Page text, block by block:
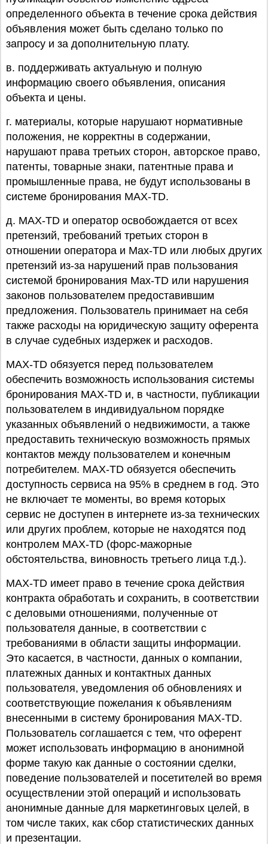
определенного объекта в течение срока действия
объявления может быть сделано только по
запросу и за дополнительную плату.
в. поддерживать актуальную и полную
информацию своего объявления, описания
объекта и цены.
г. материалы, которые нарушают нормативные
положения, не корректны в содержании,
нарушают права третьих сторон, авторское право,
патенты, товарные знаки, патентные права и
промышленные права, не будут использованы в
системе бронирования MAX-TD.
д. MAX-TD и оператор освобождается от всех
претензий, требований третьих сторон в
отношении оператора и Max-TD или любых других
претензий из-за нарушений прав пользования
системой бронирования Max-TD или нарушения
законов пользователем предоставившим
предложения. Пользователь принимает на себя
также расходы на юридическую защиту оферента
в случае судебных издержек и расходов.
MAX-TD обязуется перед пользователем
обеспечить возможность использования системы
бронирования MAX-TD и, в частности, публикации
пользователем в индивидуальном порядке
указанных объявлений о недвижимости, а также
предоставить техническую возможность прямых
контактов между пользователем и конечным
потребителем. MAX-TD обязуется обеспечить
доступность сервиса на 95% в среднем в год. Это
не включает те моменты, во время которых
сервис не доступен в интернете из-за технических
или других проблем, которые не находятся под
контролем MAX-TD (форс-мажорные
обстоятельства, виновность третьего лица т.д.).
MAX-TD имеет право в течение срока действия
контракта обработать и сохранить, в соответствии
с деловыми отношениями, полученные от
пользователя данные, в соответствии с
требованиями в области защиты информации.
Это касается, в частности, данных о компании,
платежных данных и контактных данных
пользователя, уведомления об обновлениях и
соответствующие пожелания к объявлениям
внесенными в систему бронирования MAX-TD.
Пользователь соглашается с тем, что оферент
может использовать информацию в анонимной
форме такую как данные о состоянии сделки,
поведение пользователей и посетителей во время
осуществлении этой операций и использовать
анонимные данные для маркетинговых целей, в
том числе таких, как сбор статистических данных
и презентации.